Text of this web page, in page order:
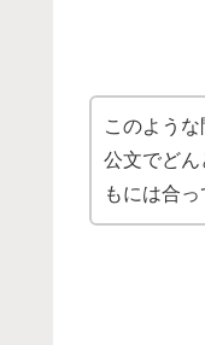
このような
公文でど
もには合っ